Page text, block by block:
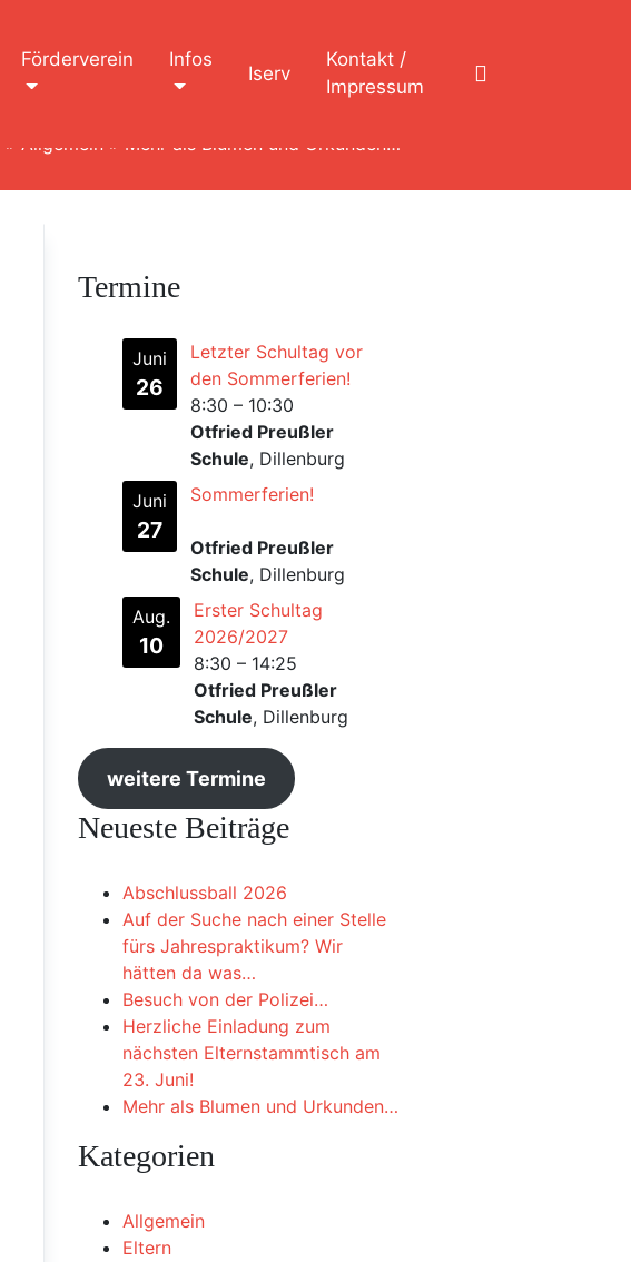
Förderverein Infos
Iserv
Kontakt /
Impressum
» Allgemein » Mehr als Blumen und Urkunden…
Termine
Juni
26
Letzter Schultag vor
den Sommerferien!
8:30 – 10:30
Otfried Preußler
Schule, Dillenburg
Juni
27
Sommerferien!
Otfried Preußler
Schule, Dillenburg
Aug.
10
Erster Schultag
2026/2027
8:30 – 14:25
Otfried Preußler
Schule, Dillenburg
weitere Termine
Neueste Beiträge
Abschlussball 2026
Auf der Suche nach einer Stelle
fürs Jahrespraktikum? Wir
hätten da was…
Besuch von der Polizei…
Herzliche Einladung zum
nächsten Elternstammtisch am
23. Juni!
Mehr als Blumen und Urkunden…
Kategorien
Allgemein
Eltern